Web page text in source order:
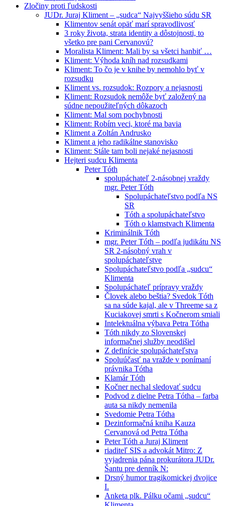
Zločiny proti ľudskosti
JUDr. Juraj Kliment – „sudca“ Najvyššieho súdu SR
Klimentov senát opäť marí spravodlivosť
3 roky života, strata identity a dôstojnosti, to
všetko pre pani Cervanovú?
Moralista Kliment: Mali by sa všetci hanbiť …
Kliment: Výhoda kníh nad rozsudkami
Kliment: To čo je v knihe by nemohlo byť v
rozsudku
Kliment vs. rozsudok: Rozpory a nejasnosti
Kliment: Rozsudok nemôže byť založený na
súdne nepoužiteľných dôkazoch
Kliment: Mal som pochybnosti
Kliment: Robím veci, ktoré ma bavia
Kliment a Zoltán Andrusko
Kliment a jeho radikálne stanovisko
Kliment: Stále tam boli nejaké nejasnosti
Hejteri sudcu Klimenta
Peter Tóth
spolupáchateľ 2-násobnej vraždy
mgr. Peter Tóth
Spolupáchateľstvo podľa NS
SR
Tóth a spolupáchateľstvo
Tóth o klamstvach Klimenta
Kriminálnik Tóth
mgr. Peter Tóth – podľa judikátu NS
SR 2-násobný vrah v
spolupáchateľstve
Spolupáchateľstvo podľa „sudcu“
Klimenta
Spolupáchateľ prípravy vraždy
Človek alebo beštia? Svedok Tóth
sa na súde kajal, ale v Threeme sa z
Kuciakovej smrti s Kočnerom smiali
Intelektuálna výbava Petra Tótha
Tóth nikdy zo Slovenskej
informačnej služby neodišiel
Z definície spolupáchateľstva
Spoluúčasť na vražde v ponímaní
právnika Tótha
Klamár Tóth
Kočner nechal sledovať sudcu
Podvod z dielne Petra Tótha – farba
auta sa nikdy nemenila
Svedomie Petra Tótha
Dezinformačná kniha Kauza
Cervanová od Petra Tótha
Peter Tóth a Juraj Kliment
riaditeľ SIS a advokát Mitro: Z
vyjadrenia pána prokurátora JUDr.
Šantu pre denník N:
Drsný humor tragikomickej dvojice
I.
Anketa plk. Pálku očami „sudcu“